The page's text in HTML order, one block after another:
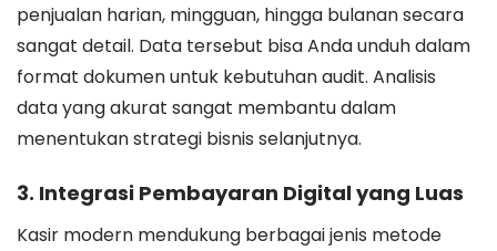
penjualan harian, mingguan, hingga bulanan secara
sangat detail. Data tersebut bisa Anda unduh dalam
format dokumen untuk kebutuhan audit. Analisis
data yang akurat sangat membantu dalam
menentukan strategi bisnis selanjutnya.
3. Integrasi Pembayaran Digital yang Luas
Kasir modern mendukung berbagai jenis metode